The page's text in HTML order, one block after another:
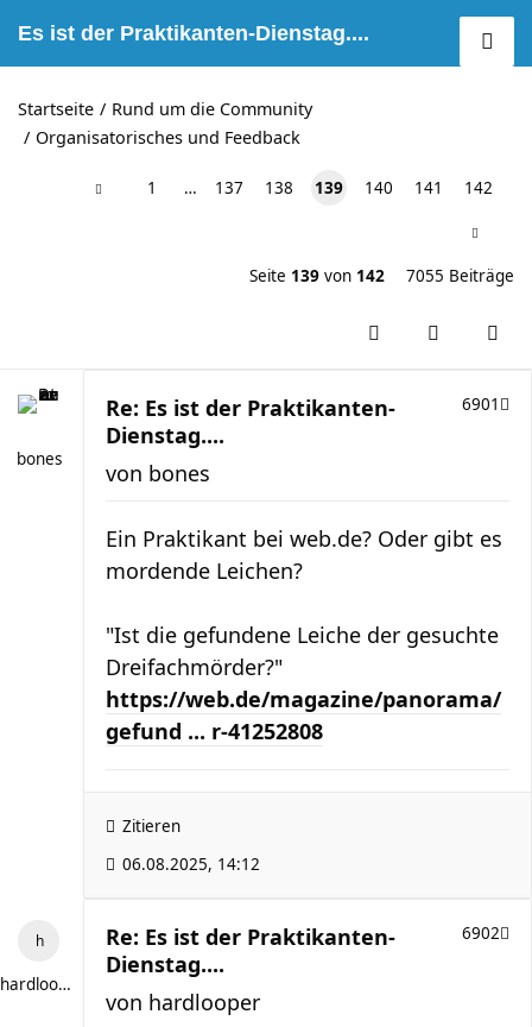
Es ist der Praktikanten-Dienstag....
Startseite
Rund um die Community
Organisatorisches und Feedback
1 … 137 138 139 140 141 142
Seite 139 von 142 7055 Beiträge
bones
Re: Es ist der Praktikanten-
Dienstag....
6901
von bones
Ein Praktikant bei web.de? Oder gibt es
mordende Leichen?
"Ist die gefundene Leiche der gesuchte
Dreifachmörder?"
https://web.de/magazine/panorama/
gefund ... r-41252808
Zitieren
06.08.2025, 14:12
hardlooper
Re: Es ist der Praktikanten-
Dienstag....
6902
von hardlooper